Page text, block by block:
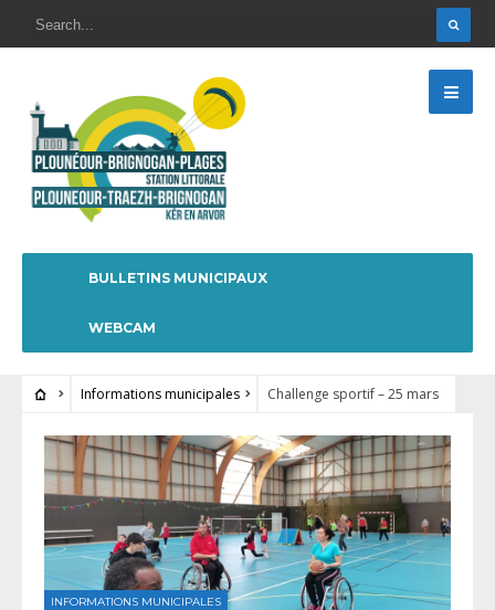
BULLETINS MUNICIPAUX
WEBCAM
Informations municipales Challenge sportif – 25 mars
INFORMATIONS MUNICIPALES